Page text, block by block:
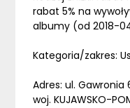
rabat 5% na
albumy (od 2018-
Kategoria/zakres:
Adres: ul.
woj. KUJAWSKO-